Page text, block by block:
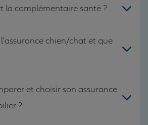
la complémentaire santé ?
chien/chat et que
et choisir son assurance
?